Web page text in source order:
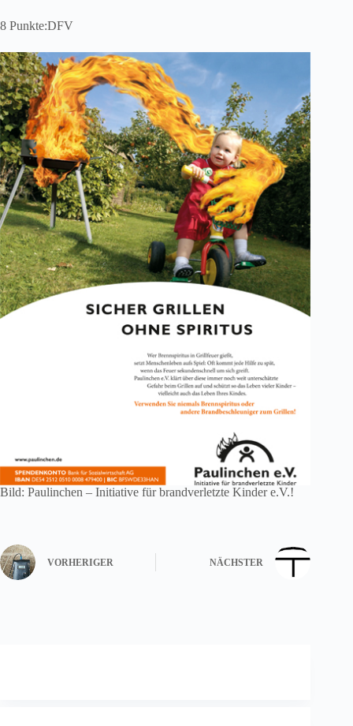
8 Punkte:DFV
Bild: Paulinchen – Initiative für brandverletzte Kinder e.V.!
VORHERIGER NÄCHSTER